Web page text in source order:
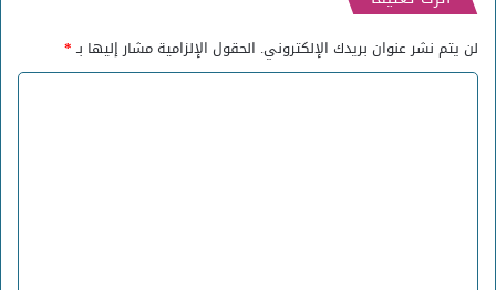
لن يتم نشر عنوان بريدك الإلكتروني. الحقول الإلزامية مشار إليها بـ*